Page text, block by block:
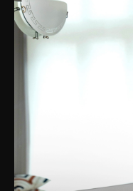
УСЛУГИ
Капельницы молодости